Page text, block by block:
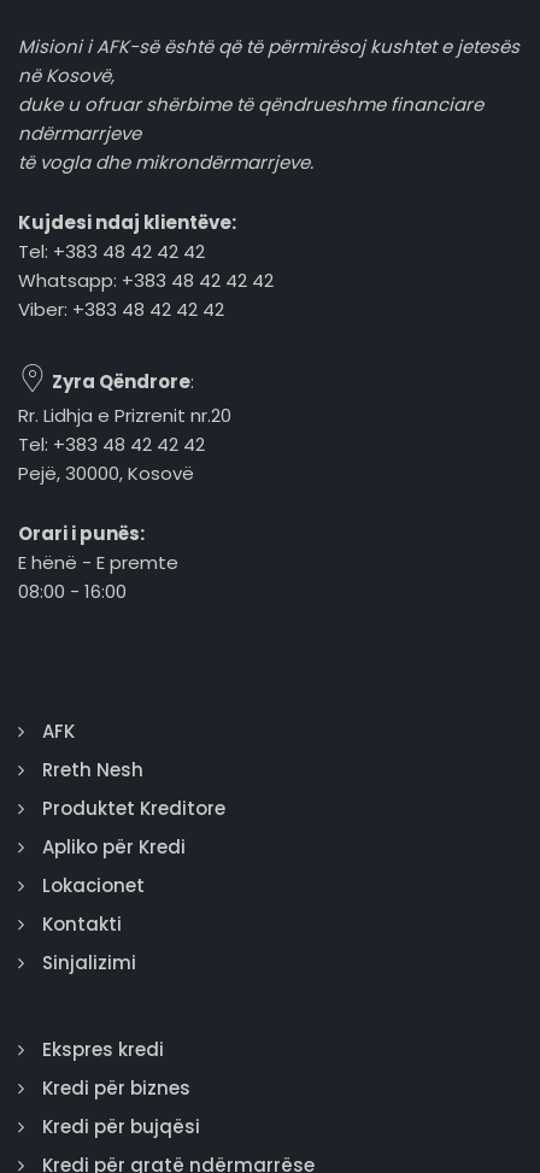
Misioni i AFK-së është që të përmirësoj kushtet e jetesës
në Kosovë,
duke u ofruar shërbime të qëndrueshme financiare
ndërmarrjeve
të vogla dhe mikrondërmarrjeve.
Kujdesi ndaj klientëve:
Tel: +383 48 42 42 42
Whatsapp: +383 48 42 42 42
Viber: +383 48 42 42 42
Zyra Qëndrore:
Rr. Lidhja e Prizrenit nr.20
Tel: +383 48 42 42 42
Pejë, 30000, Kosovë
Orari i punës:
E hënë - E premte
08:00 - 16:00
AFK
Rreth Nesh
Produktet Kreditore
Apliko për Kredi
Lokacionet
Kontakti
Sinjalizimi
Ekspres kredi
Kredi për biznes
Kredi për bujqësi
Kredi për gratë ndërmarrëse